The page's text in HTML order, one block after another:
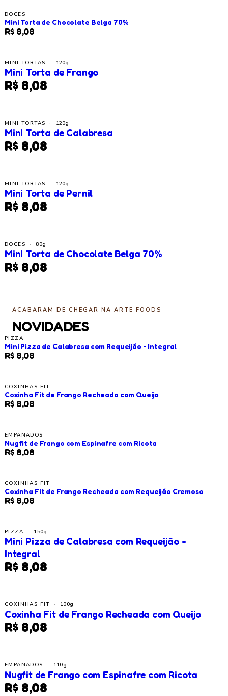
DOCES
Mini Torta de Chocolate Belga 70%
R$ 8,08
MINI TORTAS · 120g
Mini Torta de Frango
R$ 8,08
MINI TORTAS · 120g
Mini Torta de Calabresa
R$ 8,08
MINI TORTAS · 120g
Mini Torta de Pernil
R$ 8,08
DOCES · 80g
Mini Torta de Chocolate Belga 70%
R$ 8,08
ACABARAM DE CHEGAR NA ARTE FOODS
NOVIDADES
PIZZA
Mini Pizza de Calabresa com Requeijão - Integral
R$ 8,08
COXINHAS FIT
Coxinha Fit de Frango Recheada com Queijo
R$ 8,08
EMPANADOS
Nugfit de Frango com Espinafre com Ricota
R$ 8,08
COXINHAS FIT
Coxinha Fit de Frango Recheada com Requeijão Cremoso
R$ 8,08
PIZZA · 150g
Mini Pizza de Calabresa com Requeijão -
Integral
R$ 8,08
COXINHAS FIT · 100g
Coxinha Fit de Frango Recheada com Queijo
R$ 8,08
EMPANADOS · 110g
Nugfit de Frango com Espinafre com Ricota
R$ 8,08